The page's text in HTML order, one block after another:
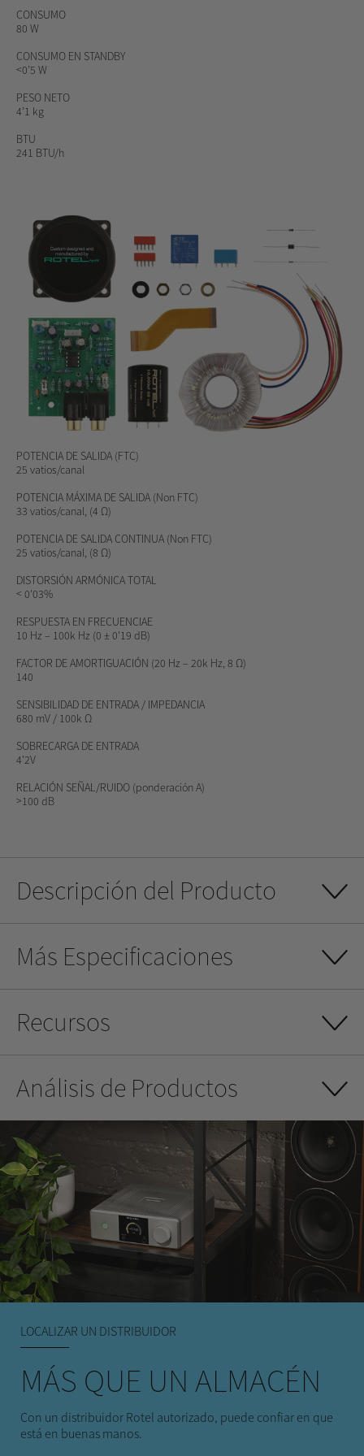
CONSUMO
80 W
CONSUMO EN STANDBY
<0’5 W
PESO NETO
4’1 kg
BTU
241 BTU/h
POTENCIA DE SALIDA (FTC)
25 vatios/canal
POTENCIA MÁXIMA DE SALIDA (Non FTC)
33 vatios/canal, (4 Ω)
POTENCIA DE SALIDA CONTINUA (Non FTC)
25 vatios/canal, (8 Ω)
DISTORSIÓN ARMÓNICA TOTAL
< 0'03%
RESPUESTA EN FRECUENCIAE
10 Hz – 100k Hz (0 ± 0'19 dB)
FACTOR DE AMORTIGUACIÓN (20 Hz – 20k Hz, 8 Ω)
140
SENSIBILIDAD DE ENTRADA / IMPEDANCIA
680 mV / 100k Ω
SOBRECARGA DE ENTRADA
4'2V
RELACIÓN SEÑAL/RUIDO (ponderación A)
>100 dB
Descripción del Producto
Más Especificaciones
Recursos
Análisis de Productos
LOCALIZAR UN DISTRIBUIDOR
MÁS QUE UN ALMACÉN
Con un distribuidor Rotel autorizado, puede confiar en que
está en buenas manos.